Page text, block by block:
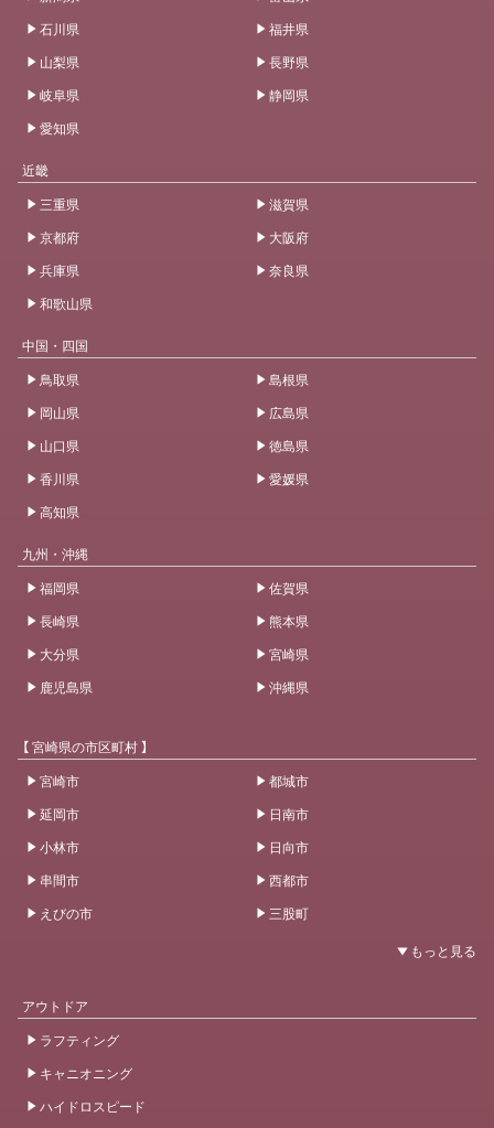
石川県
福井県
山梨県
長野県
岐阜県
静岡県
愛知県
近畿
三重県
滋賀県
京都府
大阪府
兵庫県
奈良県
和歌山県
中国・四国
鳥取県
島根県
岡山県
広島県
山口県
徳島県
香川県
愛媛県
高知県
九州・沖縄
福岡県
佐賀県
長崎県
熊本県
大分県
宮崎県
鹿児島県
沖縄県
【 宮崎県の市区町村 】
宮崎市
都城市
延岡市
日南市
小林市
日向市
串間市
西都市
えびの市
三股町
アウトドア
ラフティング
キャニオニング
ハイドロスピード